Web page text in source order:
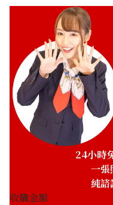
24小時
一張
純諮
收購金額